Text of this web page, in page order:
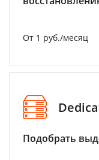
От 1 руб./месяц
Подобрать